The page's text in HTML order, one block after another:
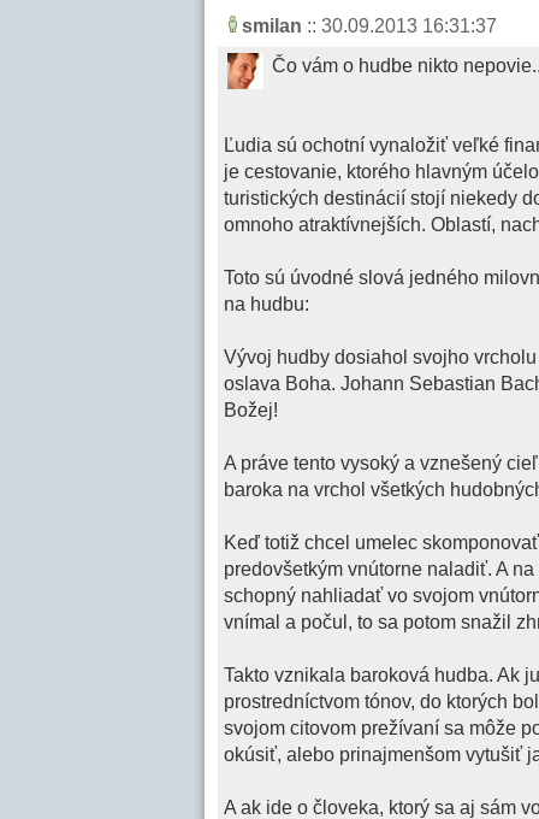
smilan :: 30.09.2013 16:31:37
Čo vám o hudbe nikto
Ľudia sú ochotní vynaložiť veľké
je cestovanie, ktorého hlavným
turistických destinácií stojí niekedy
omnoho atraktívnejších. Oblastí,
Toto sú úvodné slová jedného
na hudbu:
Vývoj hudby dosiahol svojho
oslava Boha. Johann Sebastian
Božej!
A práve tento vysoký a vznešený
baroka na vrchol všetkých
Keď totiž chcel umelec
predovšetkým vnútorne naladiť. A
schopný nahliadať vo svojom
vnímal a počul, to sa potom snažil
Takto vznikala baroková hudba. Ak
prostredníctvom tónov, do ktorých
svojom citovom prežívaní sa môže
okúsiť, alebo prinajmenšom vytušiť
A ak ide o človeka, ktorý sa aj sám